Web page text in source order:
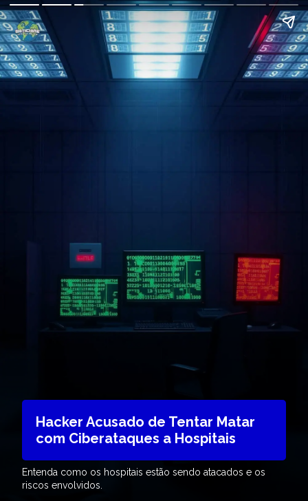
Hacker Acusado de Tentar Matar
com Ciberataques a Hospitais
Entenda como os hospitais estão sendo atacados e os
riscos envolvidos.